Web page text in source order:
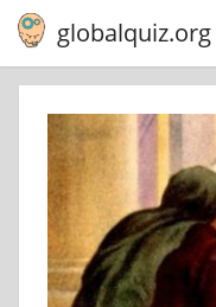
globalquiz.org